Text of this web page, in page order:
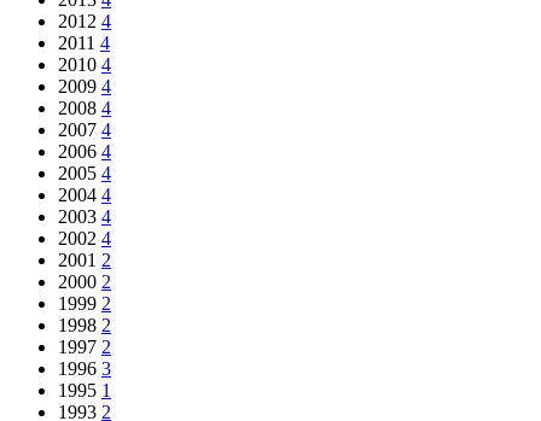
2012 4
2011 4
2010 4
2009 4
2008 4
2007 4
2006 4
2005 4
2004 4
2003 4
2002 4
2001 2
2000 2
1999 2
1998 2
1997 2
1996 3
1995 1
1993 2